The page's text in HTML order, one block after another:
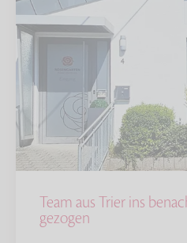
Team aus Trier ins
gezogen